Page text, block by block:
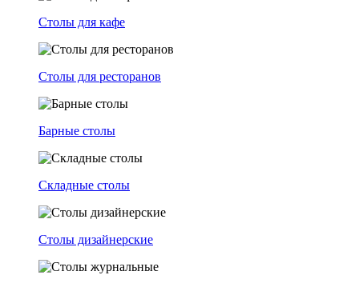
Столы для кафе
Столы для ресторанов
Барные столы
Складные столы
Столы дизайнерские